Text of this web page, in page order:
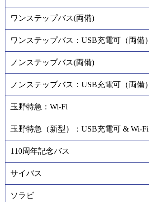
ワンステップバス(両備)
ワンステップバス：USB充電可（両備）
ノンステップバス(両備)
ノンステップバス：USB充電可（両備）
玉野特急：Wi-Fi
玉野特急（新型）：USB充電可 & Wi-Fi
110周年記念バス
サイバス
ソラビ